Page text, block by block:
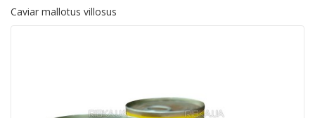
Caviar mallotus villosus